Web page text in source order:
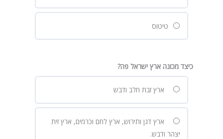
טיטוס
כיצד מכונה ארץ ישראל פה?
ארץ זבת חלב ודבש
ארץ דגן ותירוש, ארץ לחם וכרמים, ארץ זית
יצהר ודבש.